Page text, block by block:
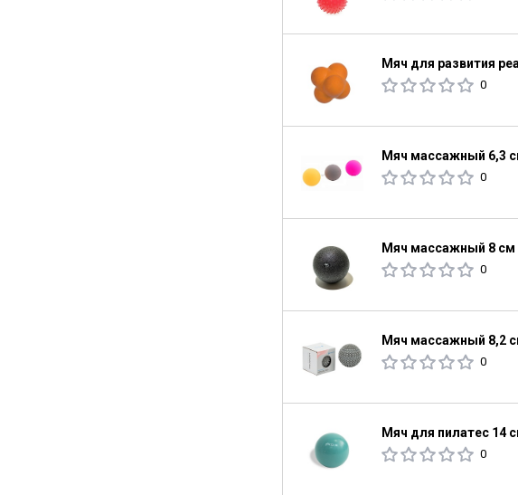
Мяч для развития
0
Мяч массажный 6,3
0
Мяч массажный 8 см
0
Мяч массажный 8,2
0
Мяч для пилатес 14
0